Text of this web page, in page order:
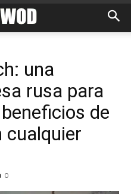
una
rusa para
de
cualquier
0